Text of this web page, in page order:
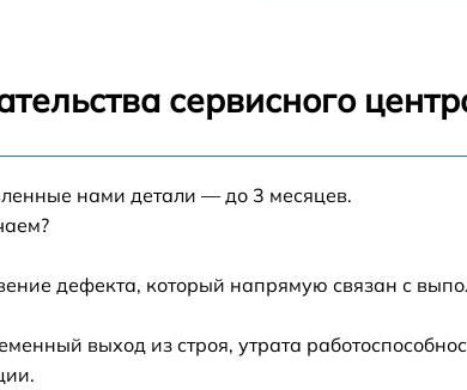
XQ23V
от 60 мин
сервисного
нами детали — до 3 месяцев.
дефекта, который напрямую связан с
выход из строя, утрата